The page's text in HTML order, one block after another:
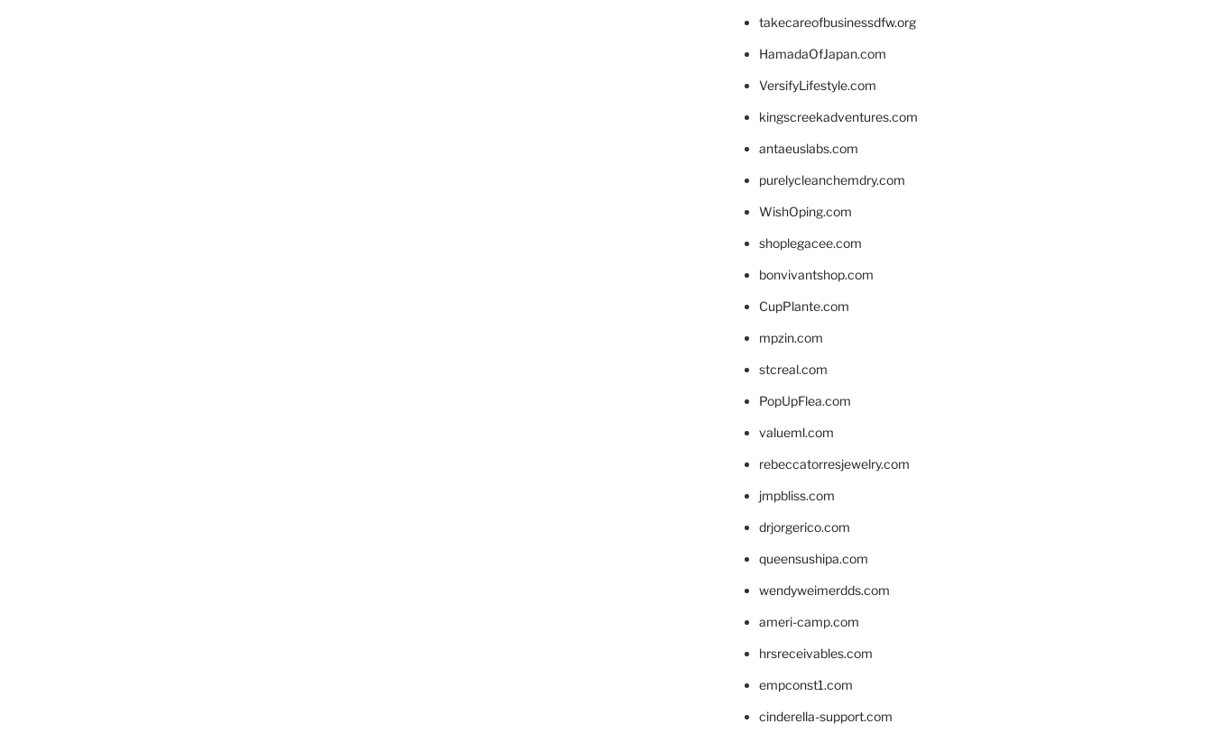
takecareofbusinessdfw.org
HamadaOfJapan.com
VersifyLifestyle.com
kingscreekadventures.com
antaeuslabs.com
purelycleanchemdry.com
WishOping.com
shoplegacee.com
bonvivantshop.com
CupPlante.com
mpzin.com
stcreal.com
PopUpFlea.com
valueml.com
rebeccatorresjewelry.com
jmpbliss.com
drjorgerico.com
queensushipa.com
wendyweimerdds.com
ameri-camp.com
hrsreceivables.com
empconst1.com
cinderella-support.com